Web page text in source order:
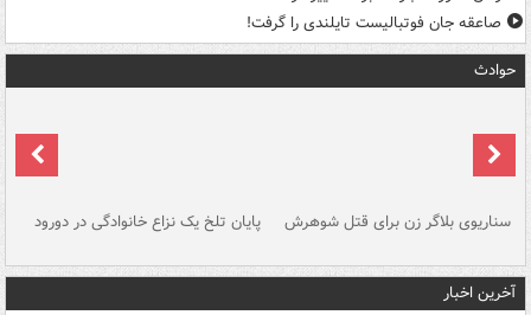
صاعقه جان فوتبالیست تایلندی را گرفت!
حوادث
سناریوی بلاگر زن برای قتل شوهرش پایان تلخ یک نزاع خانوادگی در دورود
آخرین اخبار